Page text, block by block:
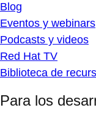
Blog
Eventos y webinars
Podcasts y videos
Red Hat TV
Biblioteca de
Para los